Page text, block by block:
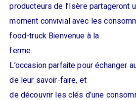
producteurs de l’Isère partageront
moment convivial avec les
food-truck Bienvenue à la
ferme.
L’occasion parfaite pour échanger
de leur savoir-faire, et
de découvrir les clés d’une